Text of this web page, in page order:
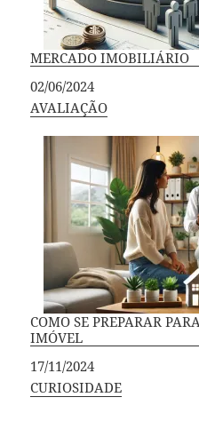
MERCADO IMOBILIÁRIO
Data
02/06/2024
Em relação a
AVALIAÇÃO
COMO SE PREPARAR
IMÓVEL
Data
17/11/2024
Em relação a
CURIOSIDADE